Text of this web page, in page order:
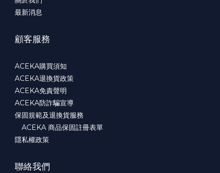
最新消息
顧客服務
ACEKA購買須知
ACEKA退換貨政策
ACEKA免責聲明
ACEKA防詐騙宣導
保固規範及退換貨服務
ACEKA 商品保固註冊表單
隱私權政策
聯絡我們